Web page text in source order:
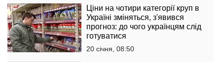
Ціни на чотири категорії круп в
Україні зміняться, з'явився
прогноз: до чого українцям слід
готуватися
20 січня, 08:50